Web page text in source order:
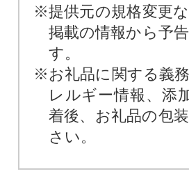
※提供元の規格変更
掲載の情報から予
す。
※お礼品に関する義
レルギー情報、添
着後、お礼品の包
さい。